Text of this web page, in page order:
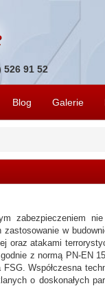
526 91 52
Blog Galerie
zabezpieczeniem
w
oraz atakami
z normą PN-EN
Współczesna
o doskonałych